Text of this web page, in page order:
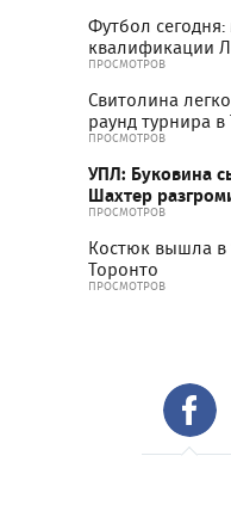
Футбол
квалификации
ПРОСМОТРОВ
Свитолина
раунд турнира
ПРОСМОТРОВ
УПЛ: Буковина
Шахтер
ПРОСМОТРОВ
Костюк вышла в
Торонто
ПРОСМОТРОВ